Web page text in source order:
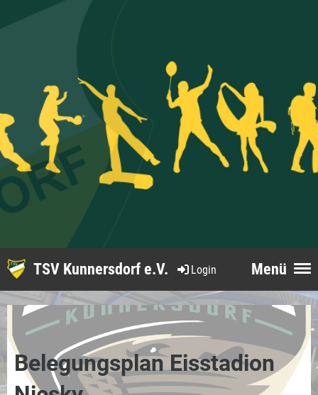
Menü
Login
TSV Kunnersdorf e.V.
Belegungsplan Eisstadion